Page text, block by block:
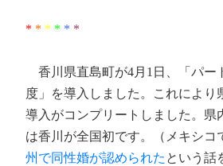
* * * * * *
香川県直島町が4月1日、「パー
度」を導入しました。これにより
導入がコンプリートしました。県
は香川が全国初です。（メキシコ
州で同性婚が認められた という話